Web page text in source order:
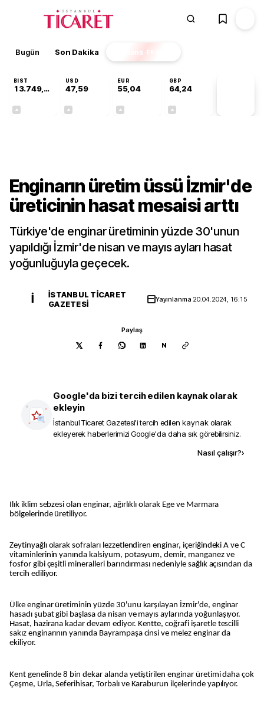
Bugün Son Dakika Finans EKSTRA
BIST
13.749,18
USD
47,59
EUR
55,04
GBP
64,24
Enginarın üretim üssü İzmir'de
üreticinin hasat mesaisi arttı
Türkiye'de enginar üretiminin yüzde 30'unun
yapıldığı İzmir'de nisan ve mayıs ayları hasat
yoğunluğuyla geçecek.
İ
İSTANBUL TICARET
GAZETESI
Yayınlanma 20.04.2024, 16:15
Paylaş
N
Google'da bizi tercih edilen kaynak olarak
ekleyin
İstanbul Ticaret Gazetesi'i tercih edilen kaynak olarak
ekleyerek haberlerimizi Google'da daha sık görebilirsiniz.
Nasıl çalışır?›
Ilık iklim sebzesi olan enginar, ağırlıklı olarak Ege ve Marmara
bölgelerinde üretiliyor.
Zeytinyağlı olarak sofraları lezzetlendiren enginar, içeriğindeki A ve C
vitaminlerinin yanında kalsiyum, potasyum, demir, manganez ve
fosfor gibi çeşitli mineralleri barındırması nedeniyle sağlık açısından da
tercih ediliyor.
Ülke enginar üretiminin yüzde 30'unu karşılayan İzmir'de, enginar
hasadı şubat gibi başlasa da nisan ve mayıs aylarında yoğunlaşıyor.
Hasat, hazirana kadar devam ediyor. Kentte, coğrafi işaretle tescilli
sakız enginarının yanında Bayrampaşa cinsi ve melez enginar da
ekiliyor.
Kent genelinde 8 bin dekar alanda yetiştirilen enginar üretimi daha çok
Çeşme, Urla, Seferihisar, Torbalı ve Karaburun ilçelerinde yapılıyor.